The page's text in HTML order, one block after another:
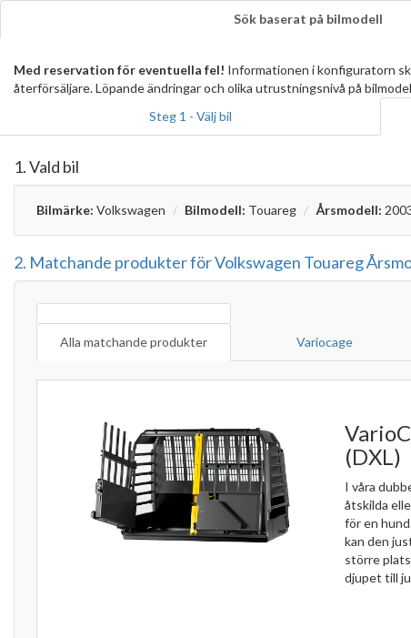
Sök baserat på bilmodell
Med reservation för eventuella fel! Informationen i konfiguratorn
återförsäljare. Löpande ändringar och olika utrustningsnivå på
Steg 1 - Välj bil
1. Vald bil
Bilmärke: Volkswagen Bilmodell: Touareg Årsmodell:
2. Matchande produkter för Volkswagen Touareg
Alla matchande produkter Variocage
(DXL)
I våra
åtskilda
för en
kan den
större
djupet till